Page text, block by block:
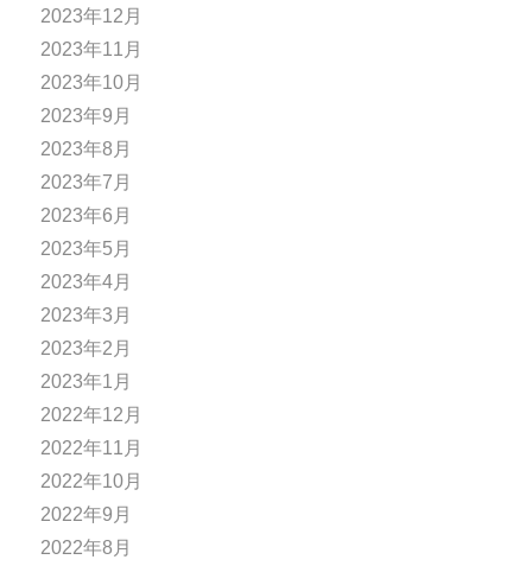
2023年12月
2023年11月
2023年10月
2023年9月
2023年8月
2023年7月
2023年6月
2023年5月
2023年4月
2023年3月
2023年2月
2023年1月
2022年12月
2022年11月
2022年10月
2022年9月
2022年8月